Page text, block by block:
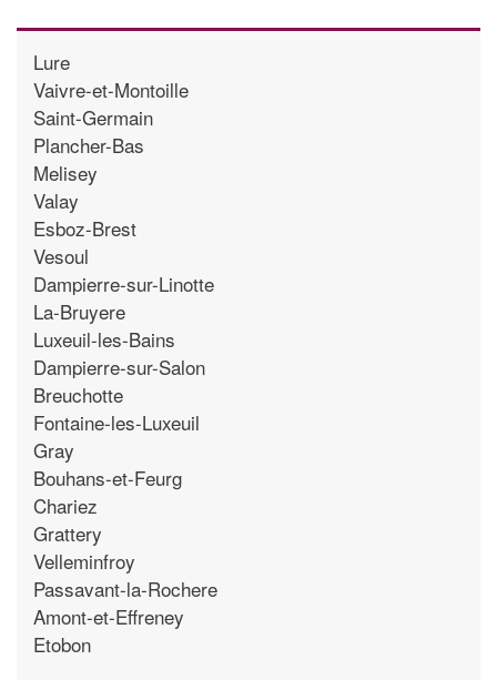
Lure
Vaivre-et-Montoille
Saint-Germain
Plancher-Bas
Melisey
Valay
Esboz-Brest
Vesoul
Dampierre-sur-Linotte
La-Bruyere
Luxeuil-les-Bains
Dampierre-sur-Salon
Breuchotte
Fontaine-les-Luxeuil
Gray
Bouhans-et-Feurg
Chariez
Grattery
Velleminfroy
Passavant-la-Rochere
Amont-et-Effreney
Etobon